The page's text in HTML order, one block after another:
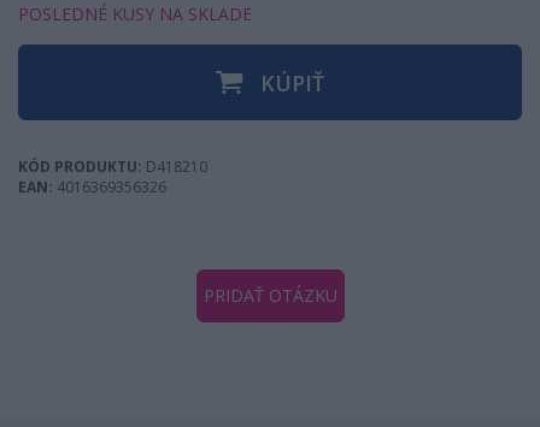
POSLEDNÉ KUSY NA SKLADE
KÚPIŤ
KÓD PRODUKTU: D418210
EAN: 4016369356326
PRIDAŤ OTÁZKU